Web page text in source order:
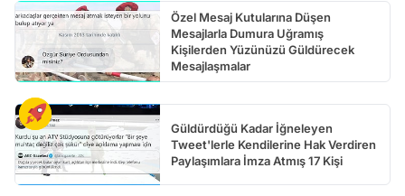
Özel Mesaj Kutularına Düşen
Mesajlarla Dumura Uğramış
Kişilerden Yüzünüzü Güldürecek
Mesajlaşmalar
Güldürdüğü Kadar İğneleyen
Tweet'lerle Kendilerine Hak Verdiren
Paylaşımlara İmza Atmış 17 Kişi